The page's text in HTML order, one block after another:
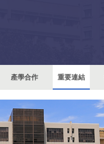
產學合作 重要連結